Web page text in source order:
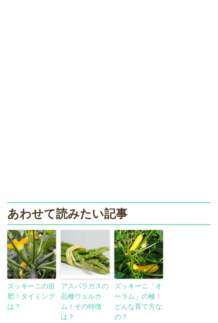
あわせて読みたい記事
ズッキーニの追
肥！タイミング
は？
アスパラガスの
品種ウェルカ
ム！その特徴
は？
ズッキーニ「オ
ーラム」の種！
どんな育て方な
の？